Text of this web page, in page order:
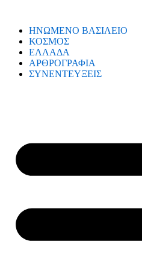
ΗΝΩΜΕΝΟ ΒΑΣΙΛΕΙΟ
ΚΟΣΜΟΣ
ΕΛΛΑΔΑ
ΑΡΘΡΟΓΡΑΦΙΑ
ΣΥΝΕΝΤΕΥΞΕΙΣ